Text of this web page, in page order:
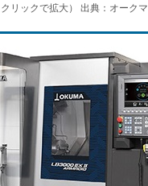
リックで拡大） 出典：オークマ